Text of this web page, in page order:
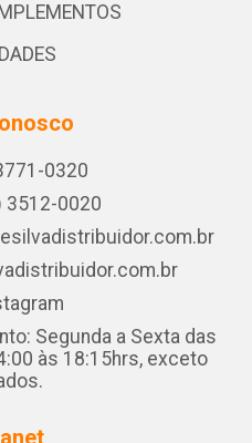
0320
3512-0020
Segunda a Sexta das
às 18:15hrs, exceto